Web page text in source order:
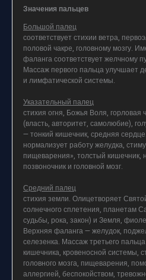
Значения пальцев
Большой палец
соответствует стихии ветра,
половой чакре, головному мозгу.
фаланга соответствует желчному
Массаж первого пальца улучшает
и лимфатической системы.
Указательный палец
стихия огня, Божья Воля,
(власть, авторитет, самолюбие),
— тонкий кишечник, средняя
нормализует работу желудка,
пищеварения», толстый кишечник,
позвоночник и головной мозг.
Средний палец
стихия земли. Олицетворяет
солнечного сплетения, планетам
судьбы, рока, закон) и Земля,
Верхняя фаланга — желудок,
селезенка. Массаж третьего
кишечника, кровеносной системы,
головного мозга, пищеварения,
аллергией, беспокойством,